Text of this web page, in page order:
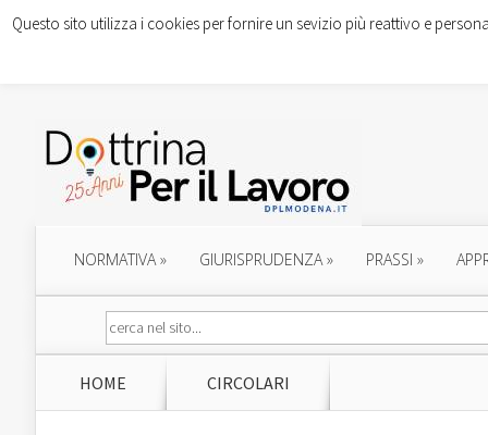
NORMATIVA» GIURISPRUDENZA» PRASSI »
HOME CIRCOLARI
Questo sito utilizza i cookies per fornire un sevizio più reattivo e